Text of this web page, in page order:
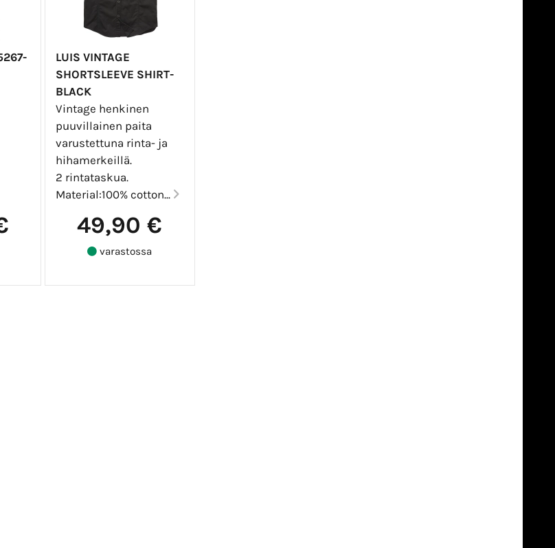
LUIS VINTAGE
SHORTSLEEVE SHIRT-
BLACK
Vintage henkinen
puuvillainen paita
varustettuna rinta- ja
hihamerkeillä.
2 rintataskua.
Material:100% cotton...
49,90 €
varastossa